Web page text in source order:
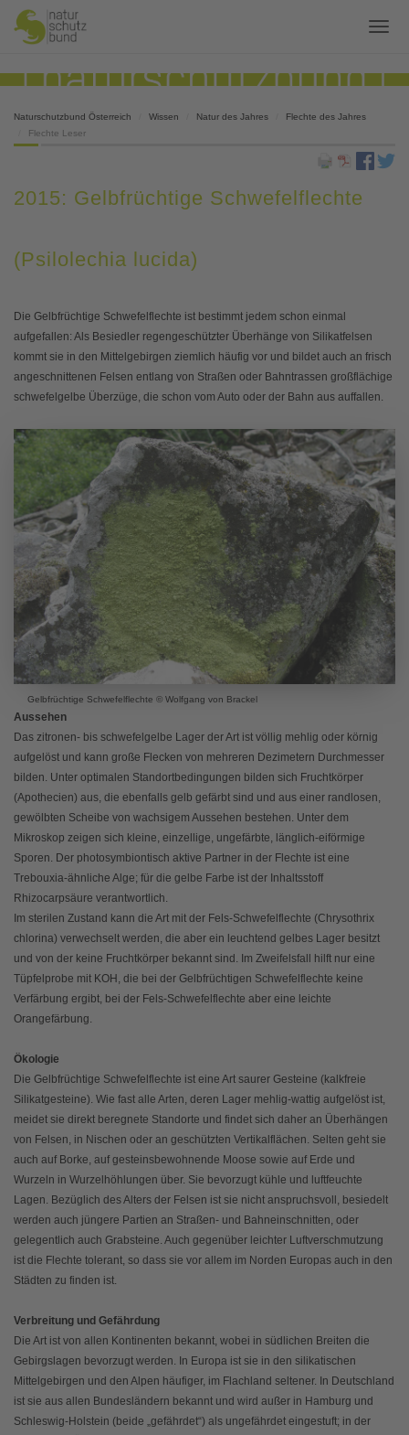
Naturschutzbund Österreich Wissen Natur des Jahres
Flechte des Jahres
Flechte Leser
2015: Gelbfrüchtige Schwefelflechte
(Psilolechia lucida)
Die Gelbfrüchtige Schwefelflechte ist bestimmt jedem schon einmal
aufgefallen: Als Besiedler regengeschützter Überhänge von Silikatfelsen
kommt sie in den Mittelgebirgen ziemlich häufig vor und bildet auch an frisch
angeschnittenen Felsen entlang von Straßen oder Bahntrassen großflächige
schwefelgelbe Überzüge, die schon vom Auto oder der Bahn aus auffallen.
Gelbfrüchtige Schwefelflechte © Wolfgang von Brackel
Aussehen
Das zitronen- bis schwefelgelbe Lager der Art ist völlig mehlig oder körnig
aufgelöst und kann große Flecken von mehreren Dezimetern Durchmesser
bilden. Unter optimalen Standortbedingungen bilden sich Fruchtkörper
(Apothecien) aus, die ebenfalls gelb gefärbt sind und aus einer randlosen,
gewölbten Scheibe von wachsigem Aussehen bestehen. Unter dem
Mikroskop zeigen sich kleine, einzellige, ungefärbte, länglich-eiförmige
Sporen. Der photosymbiontisch aktive Partner in der Flechte ist eine
Trebouxia-ähnliche Alge; für die gelbe Farbe ist der Inhaltsstoff
Rhizocarpsäure verantwortlich.
Im sterilen Zustand kann die Art mit der Fels-Schwefelflechte (Chrysothrix
chlorina) verwechselt werden, die aber ein leuchtend gelbes Lager besitzt
und von der keine Fruchtkörper bekannt sind. Im Zweifelsfall hilft nur eine
Tüpfelprobe mit KOH, die bei der Gelbfrüchtigen Schwefelflechte keine
Verfärbung ergibt, bei der Fels-Schwefelflechte aber eine leichte
Orangefärbung.
Ökologie
Die Gelbfrüchtige Schwefelflechte ist eine Art saurer Gesteine (kalkfreie
Silikatgesteine). Wie fast alle Arten, deren Lager mehlig-wattig aufgelöst ist,
meidet sie direkt beregnete Standorte und findet sich daher an Überhängen
von Felsen, in Nischen oder an geschützten Vertikalflächen. Selten geht sie
auch auf Borke, auf gesteinsbewohnende Moose sowie auf Erde und
Wurzeln in Wurzelhöhlungen über. Sie bevorzugt kühle und luftfeuchte
Lagen. Bezüglich des Alters der Felsen ist sie nicht anspruchsvoll, besiedelt
werden auch jüngere Partien an Straßen- und Bahneinschnitten, oder
gelegentlich auch Grabsteine. Auch gegenüber leichter Luftverschmutzung
ist die Flechte tolerant, so dass sie vor allem im Norden Europas auch in den
Städten zu finden ist.
Verbreitung und Gefährdung
Die Art ist von allen Kontinenten bekannt, wobei in südlichen Breiten die
Gebirgslagen bevorzugt werden. In Europa ist sie in den silikatischen
Mittelgebirgen und den Alpen häufiger, im Flachland seltener. In Deutschland
ist sie aus allen Bundesländern bekannt und wird außer in Hamburg und
Schleswig-Holstein (beide „gefährdet“) als ungefährdet eingestuft; in der